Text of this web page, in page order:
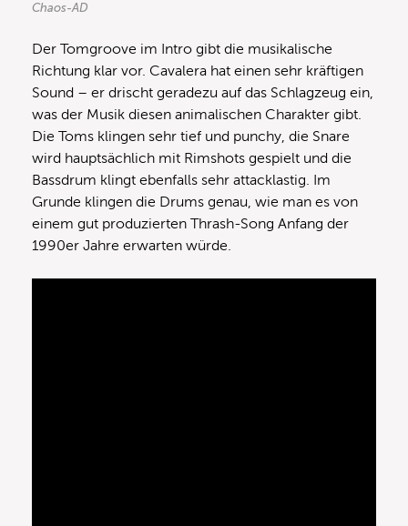
Chaos-AD
Der Tomgroove im Intro gibt die musikalische
Richtung klar vor. Cavalera hat einen sehr kräftigen
Sound – er drischt geradezu auf das Schlagzeug ein,
was der Musik diesen animalischen Charakter gibt.
Die Toms klingen sehr tief und punchy, die Snare
wird hauptsächlich mit Rimshots gespielt und die
Bassdrum klingt ebenfalls sehr attacklastig. Im
Grunde klingen die Drums genau, wie man es von
einem gut produzierten Thrash-Song Anfang der
1990er Jahre erwarten würde.